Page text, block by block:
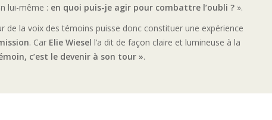
lui-même : en quoi puis-je agir pour combattre l’oubli ?».
la voix des témoins puisse donc constituer une expérience
. Car Elie Wiesel l’a dit de façon claire et lumineuse à la
c’est le devenir à son tour ».